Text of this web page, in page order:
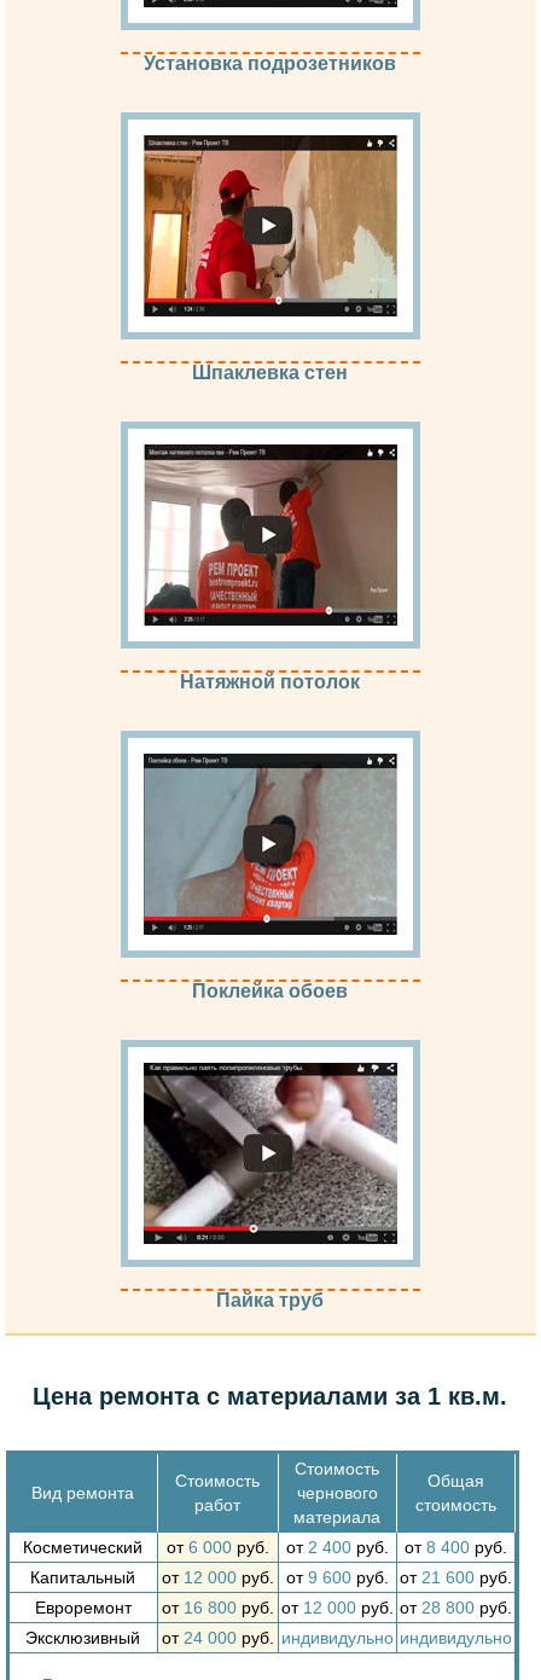
Установка подрозетников
Шпаклевка стен
Натяжной потолок
Поклейка обоев
Пайка труб
Цена ремонта с материалами за 1 кв.м.
Вид ремонта
Стоимость
работ
Стоимость
чернового
материала
Общая
стоимость
Косметический от6 000руб. от2 400руб. от8 400руб.
Капитальный
от 12 000руб. от9 600руб. от21 600руб.
Евроремонт
от 16 800руб. от 12 000руб. от28 800руб.
Эксклюзивный
от24 000руб. индивидульно индивидульно